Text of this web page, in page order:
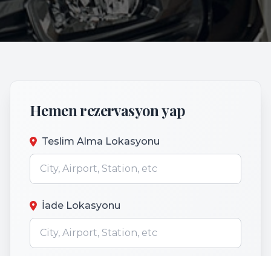
Hemen rezervasyon yap
Teslim Alma Lokasyonu
İade Lokasyonu